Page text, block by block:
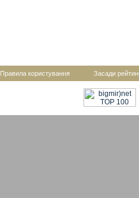
Правила користування Засади